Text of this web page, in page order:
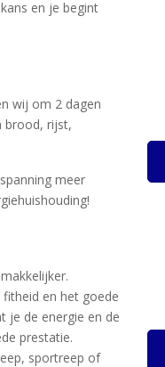
en je begint
wij om 2 dagen
brood, rijst,
meer
en het goede
je de energie en de
prestatie.
sportreep of